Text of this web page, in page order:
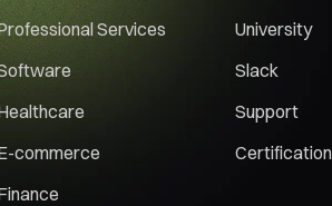
Services
commerce
University
Slack
Support